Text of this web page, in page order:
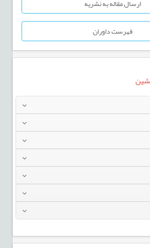
ارسال مقاله به نشریه
فهرست داوران